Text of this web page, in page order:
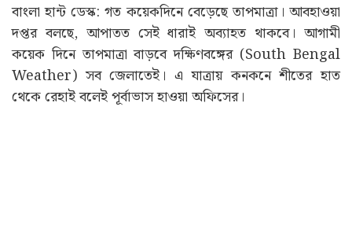
বাংলা হান্ট ডেস্ক: গত কয়েকদিনে বেড়েছে তাপমাত্রা। আবহাওয়া
দপ্তর বলছে, আপাতত সেই ধারাই অব্যাহত থাকবে। আগামী
কয়েক দিনে তাপমাত্রা বাড়বে দক্ষিণবঙ্গের (South Bengal
Weather) সব জেলাতেই। এ যাত্রায় কনকনে শীতের হাত
থেকে রেহাই বলেই পূর্বাভাস হাওয়া অফিসের।